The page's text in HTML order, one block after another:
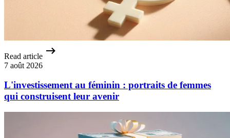
Read article
7 août 2026
L'investissement au féminin : portraits de femmes
qui construisent leur avenir